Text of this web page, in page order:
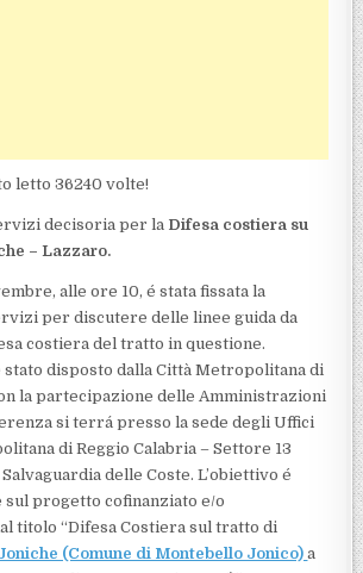
letto 36240 volte!
decisoria per la Difesa costiera su
– Lazzaro.
alle ore 10, é stata fissata la
per discutere delle linee guida da
costiera del tratto in questione.
stato disposto dalla Città Metropolitana di
la partecipazione delle Amministrazioni
si terrá presso la sede degli Uffici
di Reggio Calabria – Settore 13
delle Coste. L’obiettivo é
sul progetto cofinanziato e/o
titolo “Difesa Costiera sul tratto di
(Comune di Montebello Jonico)a